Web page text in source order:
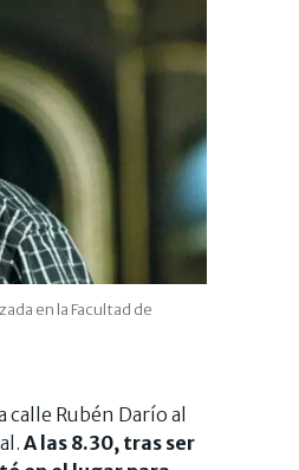
en la Facultad de
calle Rubén Darío al
A las 8.30, tras ser